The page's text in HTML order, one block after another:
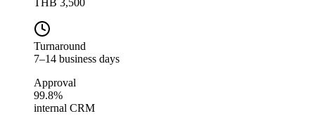
THB 3,500
Turnaround
7–14 business days
Approval
99.8%
internal CRM